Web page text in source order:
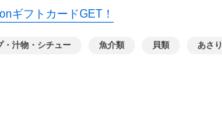
ギフトカードGET！
・汁物・シチュー 魚介類 貝類 あさり